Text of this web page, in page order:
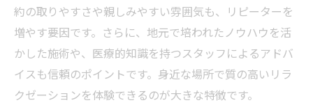
約の取りやすさや親しみやすい雰囲気も、リピーターを
増やす要因です。さらに、地元で培われたノウハウを活
かした施術や、医療的知識を持つスタッフによるアドバ
イスも信頼のポイントです。身近な場所で質の高いリラ
クゼーションを体験できるのが大きな特徴です。